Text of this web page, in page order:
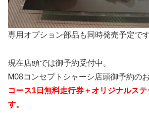
専用オプション部品も同時発売予定です
現在店頭では御予約受付中。
M08コンセプトシャーシ店頭御予約のお
コース1日無料走行券＋オリジナルステ
す。